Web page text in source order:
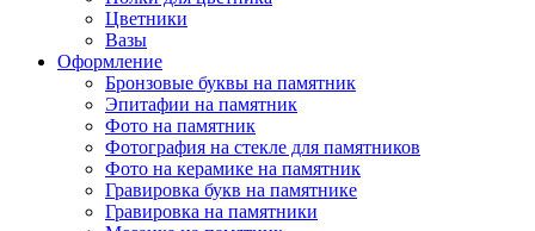
Цветники
Вазы
Оформление
Бронзовые буквы на памятник
Эпитафии на памятник
Фото на памятник
Фотография на стекле для памятников
Фото на керамике на памятник
Гравировка букв на памятнике
Гравировка на памятники